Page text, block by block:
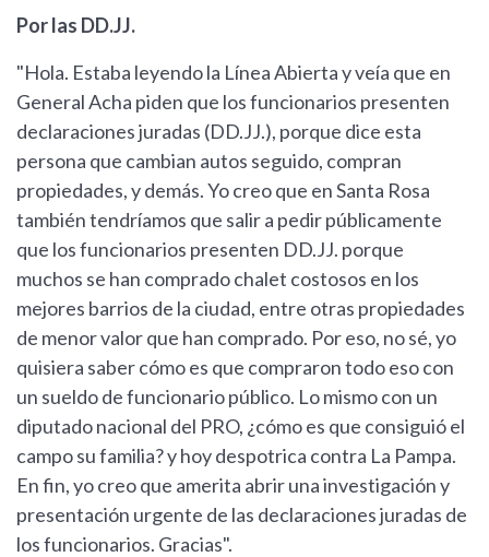
Por las DD.JJ.
"Hola. Estaba leyendo la Línea Abierta y veía que en
General Acha piden que los funcionarios presenten
declaraciones juradas (DD.JJ.), porque dice esta
persona que cambian autos seguido, compran
propiedades, y demás. Yo creo que en Santa Rosa
también tendríamos que salir a pedir públicamente
que los funcionarios presenten DD.JJ. porque
muchos se han comprado chalet costosos en los
mejores barrios de la ciudad, entre otras propiedades
de menor valor que han comprado. Por eso, no sé, yo
quisiera saber cómo es que compraron todo eso con
un sueldo de funcionario público. Lo mismo con un
diputado nacional del PRO, ¿cómo es que consiguió el
campo su familia? y hoy despotrica contra La Pampa.
En fin, yo creo que amerita abrir una investigación y
presentación urgente de las declaraciones juradas de
los funcionarios. Gracias".